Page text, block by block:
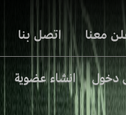
معنا اتصل بنا
دخول انشاء عضوية